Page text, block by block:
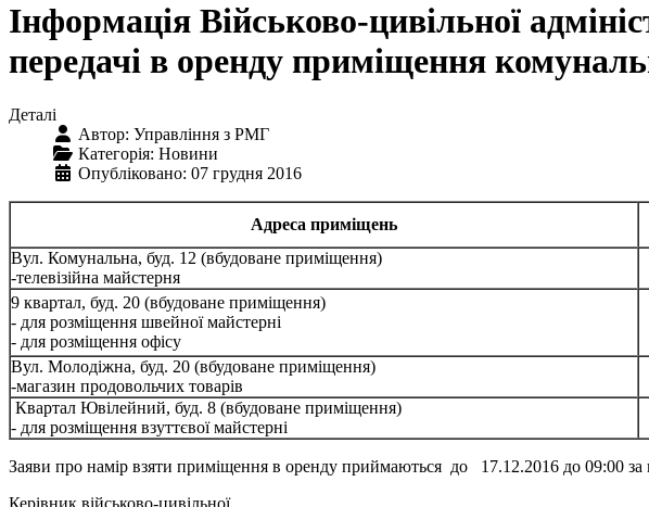
Інформація Військово-цивільної
передачі в оренду приміщення
Деталі
Автор: Управління з РМГ
Категорія: Новини
Опубліковано: 07 грудня 2016
Адреса приміщень
Вул. Комунальна, буд. 12 (вбудоване приміщення)
-телевізійна майстерня
9 квартал, буд. 20 (вбудоване приміщення)
- для розміщення швейної майстерні
- для розміщення офісу
Вул. Молодіжна, буд. 20 (вбудоване приміщення)
-магазин продовольчих товарів
Квартал Ювілейний, буд. 8 (вбудоване приміщення)
- для розміщення взуттєвої майстерні
Заяви про намір взяти приміщення в оренду приймаються до 17.12.2016 до 09:00 за
Керівник військово-цивільної